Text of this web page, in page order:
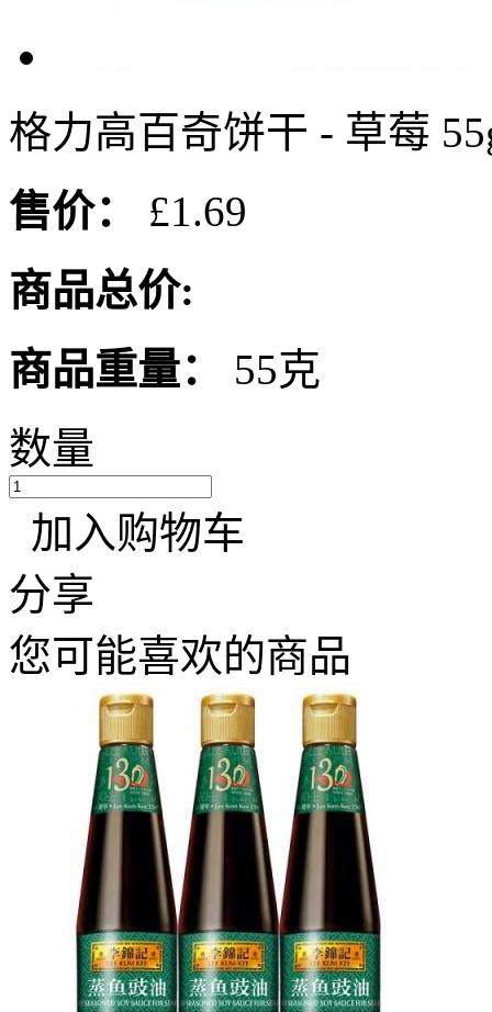
格力高百奇饼干 - 草莓
售价：
£1.69
商品总价:
商品重量：
55克
数量
加入购物车
分享
您可能喜欢的商品